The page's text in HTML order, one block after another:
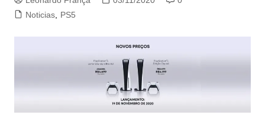
Noticias, PS5